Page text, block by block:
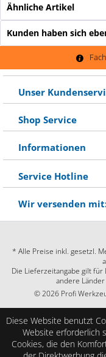
Ähnliche Artikel
Kunden haben sich
Unser
Shop Service
Informationen
Service Hotline
Wir versenden
* Alle Preise inkl. gesetzl.
Die Lieferzeitangabe gilt
andere
© 2026 Profi
Diese Website benutzt
Website erforderlich
Cookies, die den